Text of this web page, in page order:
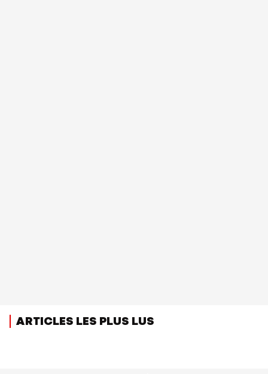
ARTICLES LES PLUS LUS